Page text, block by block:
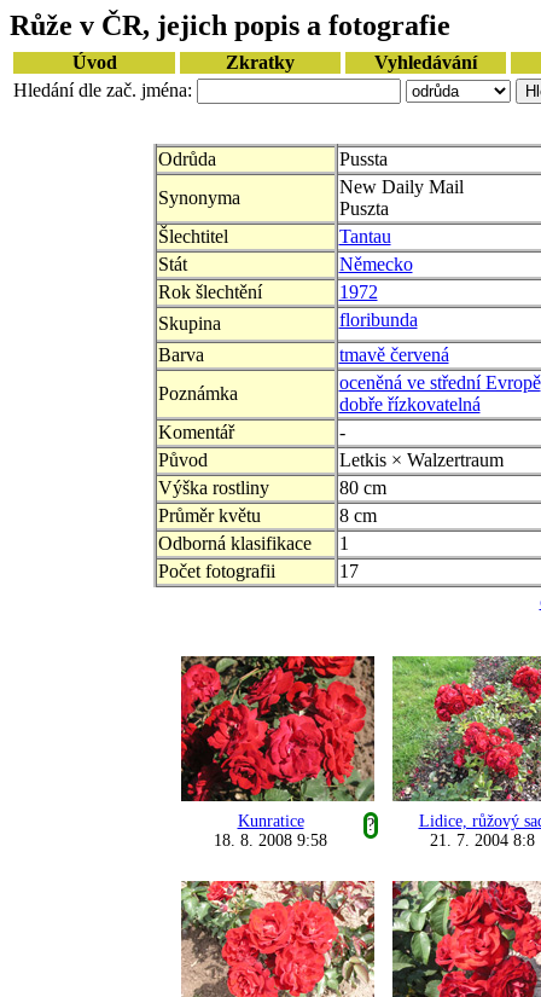
Růže v ČR, jejich popis a fotografie
Úvod Zkratky
Vyhledávání
Hledání dle zač. jména:
Odrůda
Pussta
Synonyma
New Daily Mail
Puszta
Šlechtitel
Tantau
Stát
Německo
Rok šlechtění
1972
Skupina
floribunda
Barva
tmavě červená
Poznámka
oceněná ve střední Evropě
dobře řízkovatelná
Komentář
-
Původ
Letkis × Walzertraum
Výška rostliny
80 cm
Průměr květu
8 cm
Odborná klasifikace
1
Počet fotografii
17
Kunratice
?
18. 8. 2008 9:58
Lidice, růžový
21. 7. 2004 8:8